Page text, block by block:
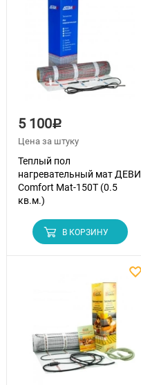
5 100Р
Цена за штуку
Теплый пол
нагревательный мат ДЕВИ
Comfort Mat-150T (0.5
кв.м.)
В КОРЗИНУ